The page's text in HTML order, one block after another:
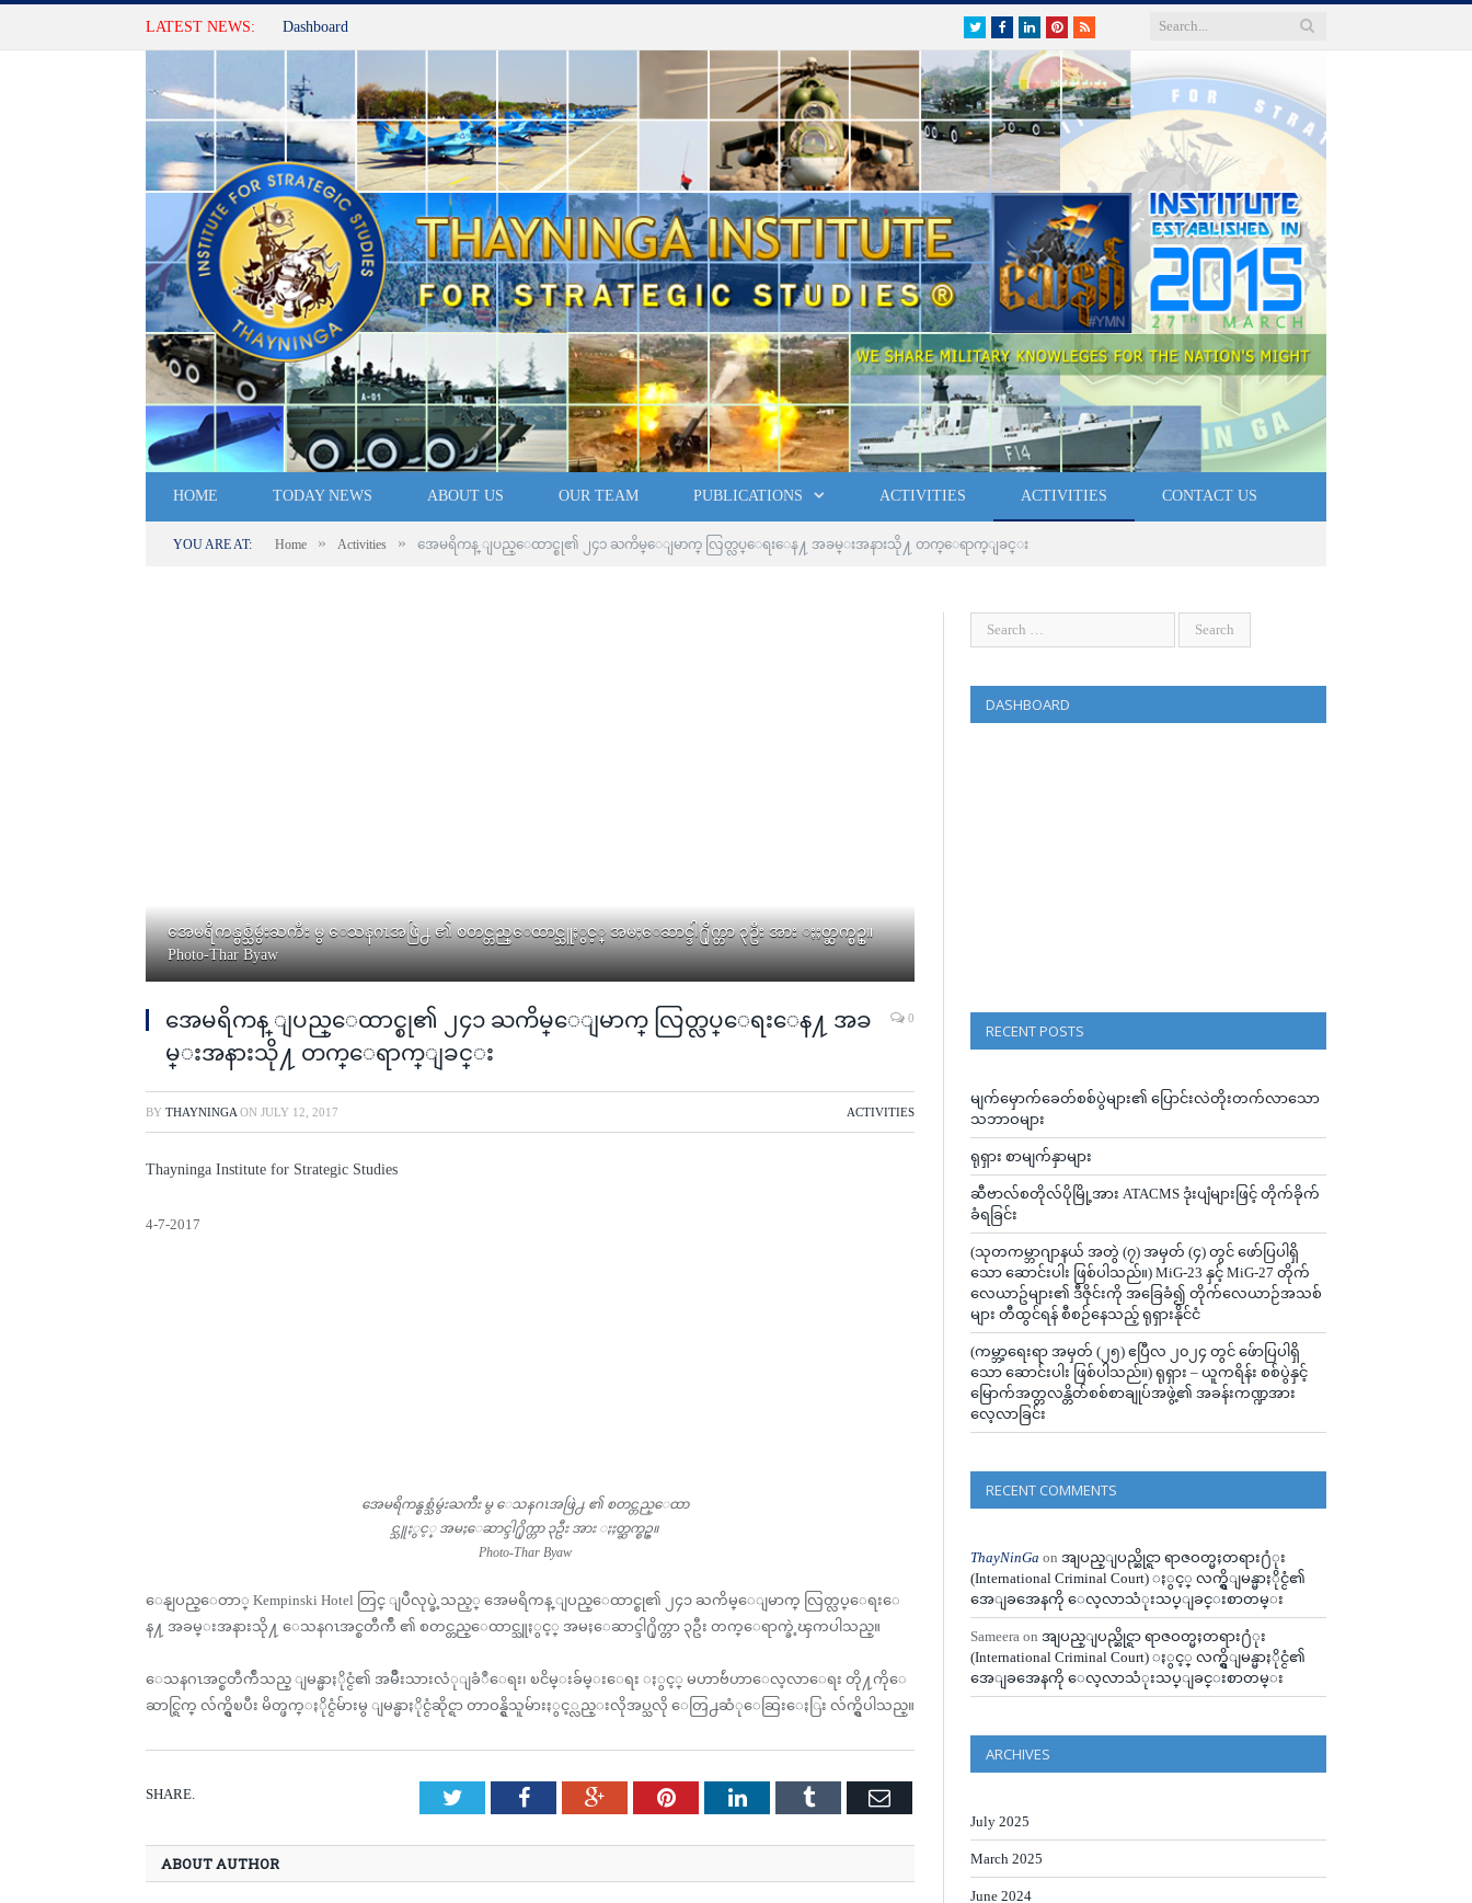
LATEST NEWS: Dashboard TwitterFacebookLinkedInPinterest
RSS
HOME TODAY NEWS ABOUT US OUR TEAM PUBLICATIONS ACTIVITIES ACTIVITIES CONTACT US
YOU ARE AT: Home » Activities » အေမရိကန္ ျပည္ေထာင္စု၏ ၂၄၁ ႀကိမ္ေျမာက္ လြတ္လပ္ေရးေန႔ အခမ္းအနားသို႔ တက္ေရာက္ျခင္း
အေမရိကန္စစ္သံမွဴးႀကီး မွ ေသနဂၤအဖြဲ႕ ၏ စတင္တည္ေထာင္သူႏွင့္ အမႈေဆာင္ဒါ႐ိုက္တာ ၃ဦး အား ႏႈတ္ဆက္စဥ္။
Photo-Thar Byaw
အေမရိကန္ ျပည္ေထာင္စု၏ ၂၄၁ ႀကိမ္ေျမာက္ လြတ္လပ္ေရးေန႔ အခ
မ္းအနားသို႔ တက္ေရာက္ျခင္း
0
BY THAYNINGA ON JULY 12, 2017 ACTIVITIES
Thayninga Institute for Strategic Studies
4-7-2017
အေမရိကန္စစ္သံမွဴးႀကီး မွ ေသနဂၤအဖြဲ႕ ၏ စတင္တည္ေထာ
င္သူႏွင့္ အမႈေဆာင္ဒါ႐ိုက္တာ ၃ဦး အား ႏႈတ္ဆက္စဥ္။
Photo-Thar Byaw
ေနျပည္ေတာ္ Kempinski Hotel တြင္ ျပဳလုပ္ခဲ့သည့္ အေမရိကန္ ျပည္ေထာင္စု၏ ၂၄၁ ႀကိမ္ေျမာက္ လြတ္လပ္ေရးေ
န႔ အခမ္းအနားသို႔ ေသနဂၤအင္စတီက်ဳ ၏ စတင္တည္ေထာင္သူႏွင့္ အမႈေဆာင္ဒါ႐ိုက္တာ ၃ဦး တက္ေရာက္ခဲ့ၾကပါသည္။
ေသနဂၤအင္စတီက်ဳသည္ ျမန္မာႏိုင္ငံ၏ အမ်ိဳးသားလံုျခံဳေရး၊ ၿငိမ္းခ်မ္းေရး ႏွင့္ မဟာဗ်ဴဟာေလ့လာေရး တို႔ကိုေ
ဆာင္ရြက္ လ်က္ရွိၿပီး မိတ္ဖက္ႏိုင္ငံမ်ားမွ ျမန္မာႏိုင္ငံဆိုင္ရာ တာဝန္ရွိသူမ်ားႏွင့္လည္းလိုအပ္သလို ေတြ႕ဆံုေဆြးေႏြး လ်က္ရွိပါသည္။
SHARE. TwitterFacebookGoogle+PinterestLinkedInTumblr Email
ABOUT AUTHOR
DASHBOARD
RECENT POSTS
မျက်မှောက်ခေတ်စစ်ပွဲများ၏ ပြောင်းလဲတိုးတက်လာသော
သဘာဝများ
ရုရှား စာမျက်နှာများ
ဆီဗာလ်စတိုလ်ပိုမြို့အား ATACMS ဒုံးပျံများဖြင့် တိုက်ခိုက်
ခံရခြင်း
(သုတကမ္ဘာဂျာနယ် အတွဲ (၇) အမှတ် (၄) တွင် ဖော်ပြပါရှိ
သော ဆောင်းပါး ဖြစ်ပါသည်။) MiG-23 နှင့် MiG-27 တိုက်
လေယာဥ်များ၏ ဒီဇိုင်းကို အခြေခံ၍ တိုက်လေယာဉ်အသစ်
များ တီထွင်ရန် စီစဉ်နေသည့် ရုရှားနိုင်ငံ
(ကမ္ဘာ့ရေးရာ အမှတ် (၂၅) ဧပြီလ ၂၀၂၄ တွင် ဖ်ောပြပါရှိ
သော ဆောင်းပါး ဖြစ်ပါသည်။) ရုရှား – ယူကရိန်း စစ်ပွဲနှင့်
မြောက်အတ္တလန္တိတ်စစ်စာချုပ်အဖွဲ့၏ အခန်းကဏ္ဍအား
လေ့လာခြင်း
RECENT COMMENTS
ThayNinGa on အျပည္ျပည္ဆိုင္ရာ ရာဇဝတ္မႈတရား႐ံုး
(International Criminal Court) ႏွင့္ လက္ရွိျမန္မာႏိုင္ငံ၏
အေျခအေနကို ေလ့လာသံုးသပ္ျခင္းစာတမ္း
Sameera on အျပည္ျပည္ဆိုင္ရာ ရာဇဝတ္မႈတရား႐ံုး
(International Criminal Court) ႏွင့္ လက္ရွိျမန္မာႏိုင္ငံ၏
အေျခအေနကို ေလ့လာသံုးသပ္ျခင္းစာတမ္း
ARCHIVES
July 2025
March 2025
June 2024